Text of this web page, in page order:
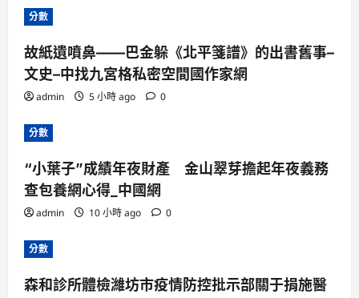
分數
故紙遺噴鼻——巴金躲《北平箋譜》的出書舊事–
文史–中找九宮格私密空間國作家網
admin 5 小時 ago 0
分數
“小葉子”成績年夜財產 金山翠芽擔起年夜義務
查包養網心得_中國網
admin 10 小時 ago 0
分數
森和診所體檢濰坊市疫情防控批示部關于捐施醫